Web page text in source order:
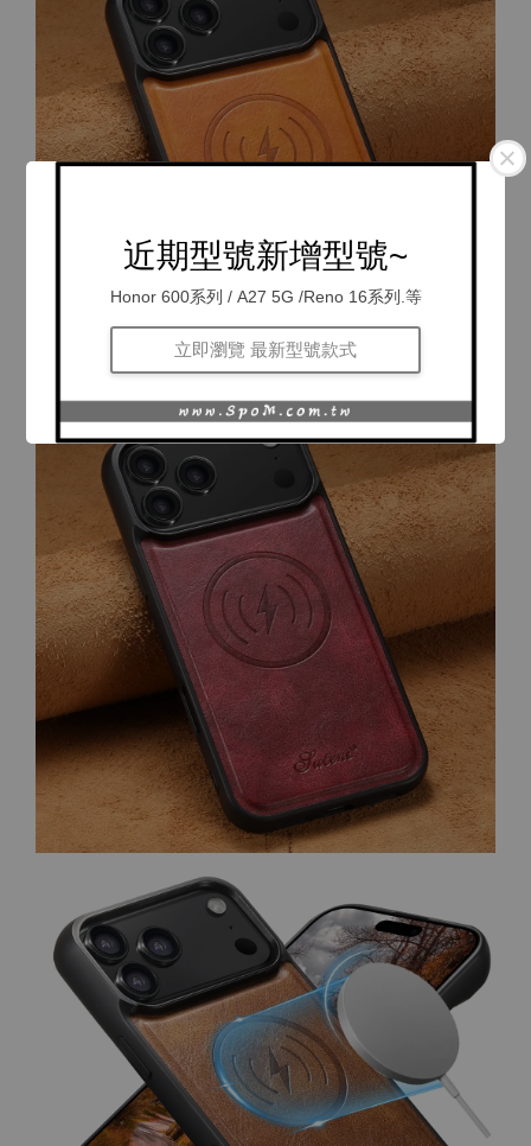
近期型號新增型號~
Honor 600系列 / A27 5G /Reno 16系列.等
立即瀏覽 最新型號款式